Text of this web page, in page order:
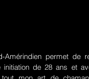
Amérindien permet de
initiation de 28 ans et